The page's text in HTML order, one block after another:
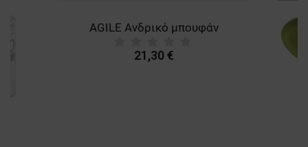
AGILE Ανδρικό μπουφάν
21,30 €